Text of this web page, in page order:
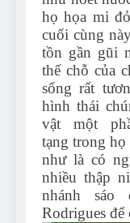
họ họa mi
cuối cùng
tồn gần gũi
thế chỗ của
sống rất
hình thái
vật một
tạng trong
như là có
nhiều thập
nhánh sáo
Rodrigues để